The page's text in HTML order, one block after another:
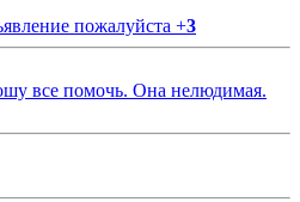
пожалуйста +3
все помочь. Она нелюдимая.